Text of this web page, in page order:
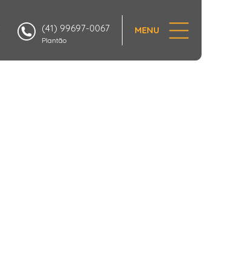
(41) 99697-0067
Plantão
MENU